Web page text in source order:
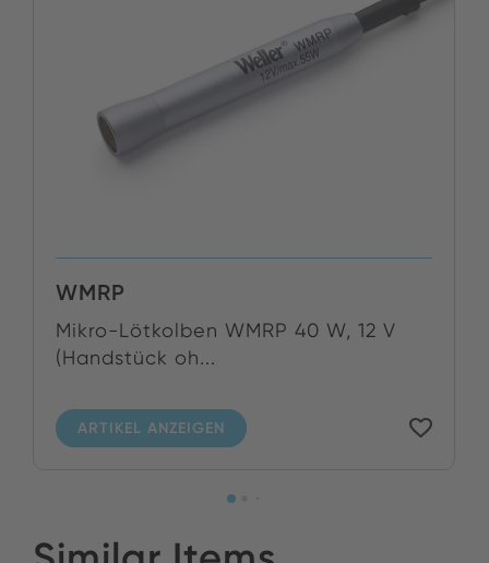
WMRP
Mikro-Lötkolben WMRP 40 W, 12 V
(Handstück oh...
ARTIKEL ANZEIGEN